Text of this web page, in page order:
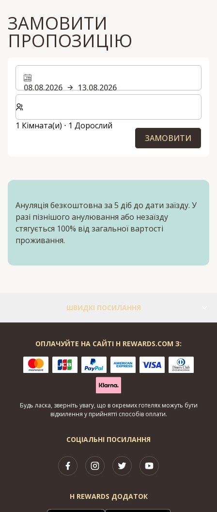
ЗАМОВИТИ
ПРОПОЗИЦІЮ
08.08.2026
13.08.2026
Виберіть кількість кімнат та гостей для вашого
1 Кімната(и) ⋅ 1 Дорослий
ЗАМОВИТИ
Ануляція безкоштовна за 5 діб до дати заїзду. У
разі пізнішого анулювання або незаїзду
стягується 100% від загальної вартості
проживання.
ШВИДКІ ПОСИЛАННЯ
СОЦІАЛЬНІ ПОСИЛАННЯ
H REWARDS ДОДАТОК
ОПЛАЧУЙТЕ НА САЙТІ H REWARDS.COM З:
Будь ласка, зверніть увагу, що в окремих готелях можуть бути
відхилення у прийнятті способів оплати.